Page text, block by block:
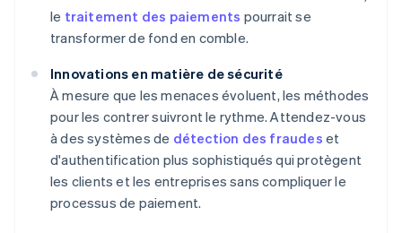
le traitement des paiements pourrait se
transformer de fond en comble.
Innovations en matière de sécurité
À mesure que les menaces évoluent, les méthodes
pour les contrer suivront le rythme. Attendez-vous
à des systèmes de détection des fraudes et
d'authentification plus sophistiqués qui protègent
les clients et les entreprises sans compliquer le
processus de paiement.